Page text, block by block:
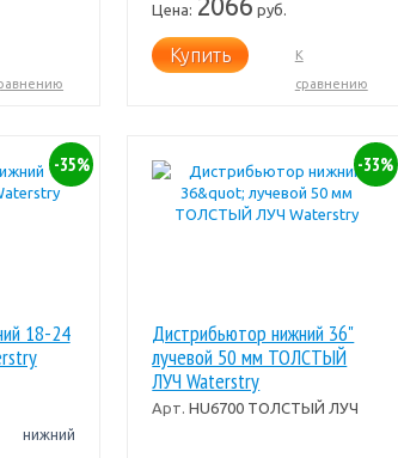
Цена: руб.
Купить
К
сравнению
-35%
18-24
нижний
-33%
Дистрибьютор нижний 36"
лучевой 50 мм ТОЛСТЫЙ
ЛУЧ Waterstry
Арт. HU6700 ТОЛСТЫЙ ЛУЧ